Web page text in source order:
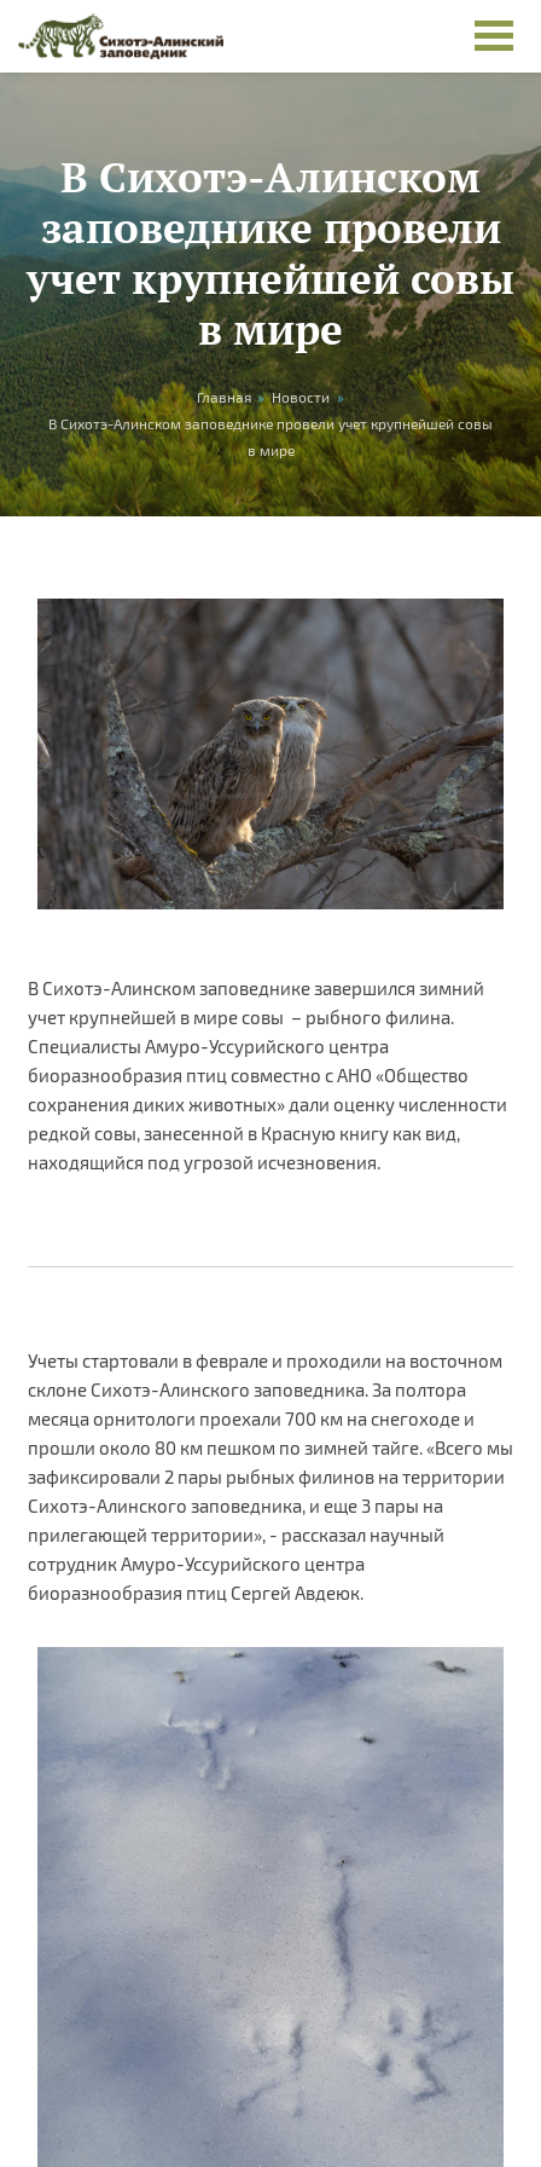
Перейти к основному содержанию
В Сихотэ-Алинском
заповеднике провели
учет крупнейшей совы
в мире
Вы здесь Главная » Новости »
В Сихотэ-Алинском заповеднике провели учет крупнейшей совы
в мире
В Сихотэ-Алинском заповеднике завершился зимний
учет крупнейшей в мире совы – рыбного филина.
Специалисты Амуро-Уссурийского центра
биоразнообразия птиц совместно с АНО «Общество
сохранения диких животных» дали оценку численности
редкой совы, занесенной в Красную книгу как вид,
находящийся под угрозой исчезновения.
Учеты стартовали в феврале и проходили на восточном
склоне Сихотэ-Алинского заповедника. За полтора
месяца орнитологи проехали 700 км на снегоходе и
прошли около 80 км пешком по зимней тайге. «Всего мы
зафиксировали 2 пары рыбных филинов на территории
Сихотэ-Алинского заповедника, и еще 3 пары на
прилегающей территории», - рассказал научный
сотрудник Амуро-Уссурийского центра
биоразнообразия птиц Сергей Авдеюк.